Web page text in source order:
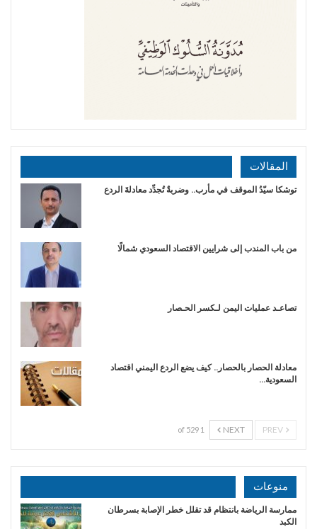
المقالات
توشكا سيّدُ الموقف في مأرب.. وضربةٌ تُجدِّد معادلةَ الردع
من باب المندب إلى شرايين الاقتصاد السعودي شمالًا
تصاعـد عمليات اليمن لـكسر الحـصار
معادلة الحصار بالحصار.. كيف يضع الردع اليمني اقتصاد
السعودية…
NEXT
1 of 529
منوعات
ممارسة الرياضة بانتظام قد تقلل خطر الإصابة بسرطان
الكبد